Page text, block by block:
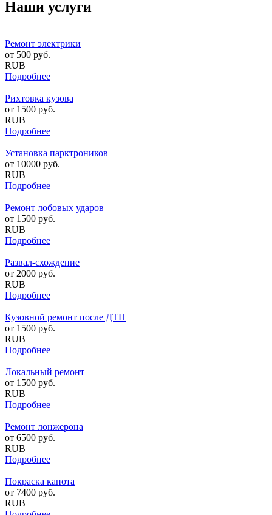
Наши услуги
Ремонт электрики
от 500 руб.
RUB
Подробнее
Рихтовка кузова
от 1500 руб.
RUB
Подробнее
Установка парктроников
от 10000 руб.
RUB
Подробнее
Ремонт лобовых ударов
от 1500 руб.
RUB
Подробнее
Развал-схождение
от 2000 руб.
RUB
Подробнее
Кузовной ремонт после ДТП
от 1500 руб.
RUB
Подробнее
Локальный ремонт
от 1500 руб.
RUB
Подробнее
Ремонт лонжерона
от 6500 руб.
RUB
Подробнее
Покраска капота
от 7400 руб.
RUB